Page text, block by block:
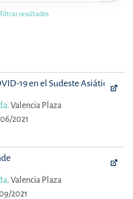
Filtrar resultados
19 en el Sudeste Asiático
. Valencia Plaza
2021
. Valencia Plaza
2021